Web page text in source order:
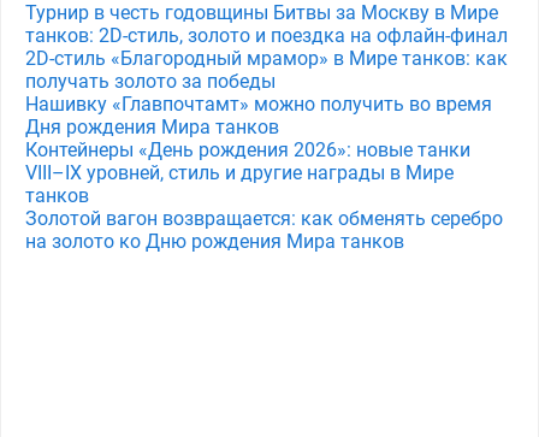
Турнир в честь годовщины Битвы за Москву в Мире
танков: 2D-стиль, золото и поездка на офлайн-финал
2D-стиль «Благородный мрамор» в Мире танков: как
получать золото за победы
Нашивку «Главпочтамт» можно получить во время
Дня рождения Мира танков
Контейнеры «День рождения 2026»: новые танки
VIII–IX уровней, стиль и другие награды в Мире
танков
Золотой вагон возвращается: как обменять серебро
на золото ко Дню рождения Мира танков